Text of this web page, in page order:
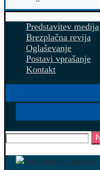
Predstavitev medija
Brezplačna revija
Oglaševanje
Postavi vprašanje
Kontakt